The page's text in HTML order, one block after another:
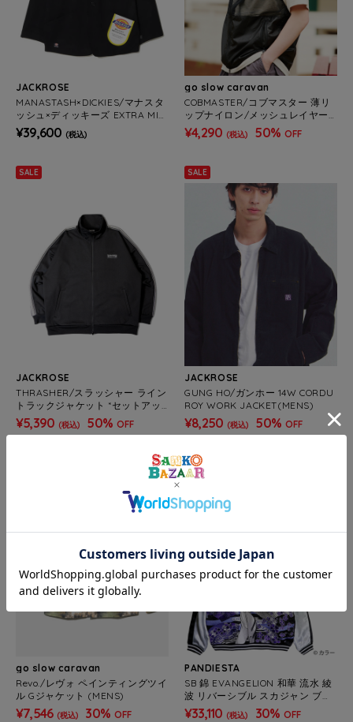
JACKROSE
MANASTASH×DICKIES/マナスタ
ッシュ×ディッキーズ EXTRA MIL
E 1B JACKET(MENS)
¥39,600 (税込)
go slow caravan
COBMASTER/コブマスター 薄リ
ップナイロン/メッシュレイヤー
ドベスト (MENS)
¥4,290 (税込) 50% OFF
SALE
JACKROSE
THRASHER/スラッシャー ライン
トラックジャケット *セットアッ
プ対応(MENS)
¥5,390 (税込) 50% OFF
SALE
JACKROSE
GUNG HO/ガンホー 14W CORDU
ROY WORK JACKET(MENS)
¥8,250 (税込) 50% OFF
go slow caravan
Revo./レヴォ ペインティングツイ
ル Gジャケット (MENS)
¥7,546 (税込) 30% OFF
SALE
PANDIESTA
SB 錦 EVANGELION 和華 流水 綾
波 リバーシブル スカジャン ブラ
ック (516352 MENS/WOMENS)
¥33,110 (税込) 30% OFF